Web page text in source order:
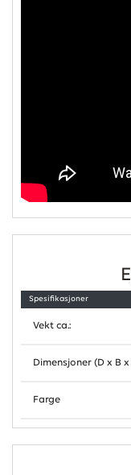
Spesifikasjoner
Vekt ca.:
Dimensjoner (D x B
Farge